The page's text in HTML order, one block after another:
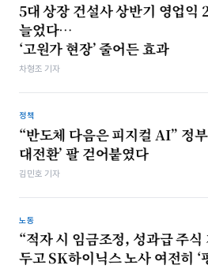
5대 상장 건설사 상반기 영업익
늘었다…
‘고원가 현장’ 줄어든 효과
차형조 기자
정책
“반도체 다음은 피지컬 AI” 정부
대전환’ 팔 걷어붙였다
김민호 기자
노동
“적자 시 임금조정, 성과급 주식
두고 SK하이닉스 노사 여전히 ‘